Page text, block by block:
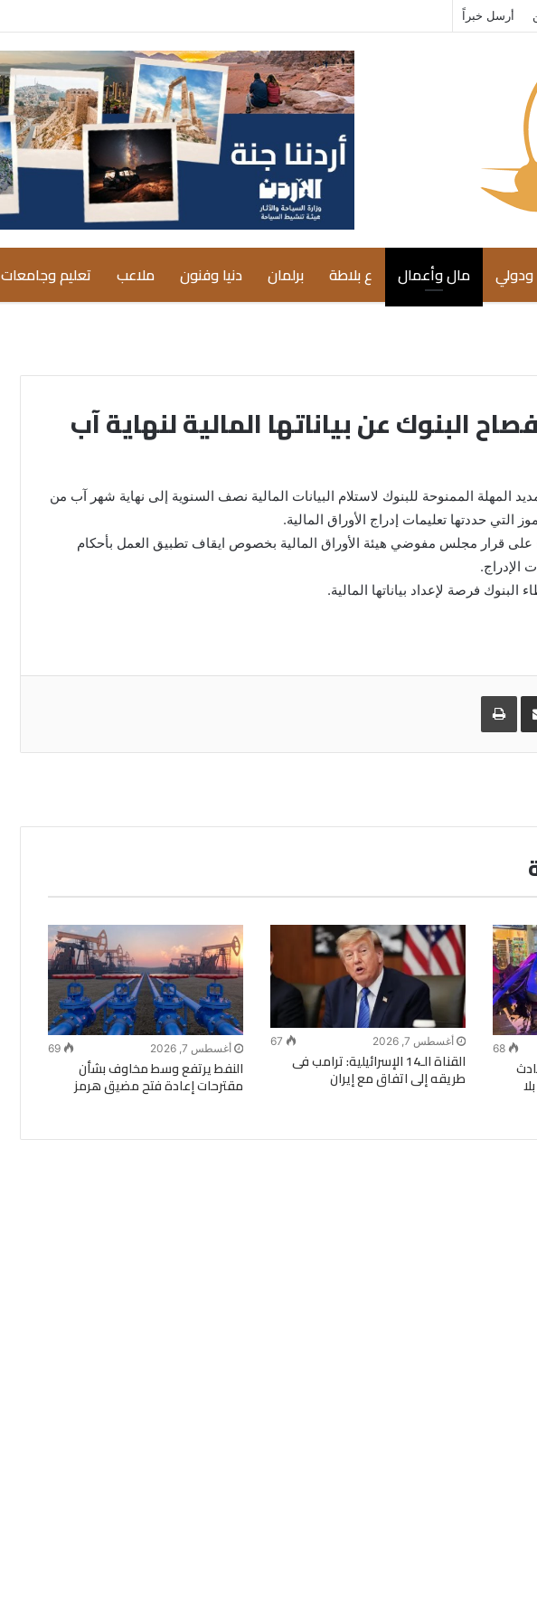
أرسل خبراً
مال وأعمال ع بلاطة برلمان دنيا وفنون ملاعب تعليم وجامعات
البنوك عن بياناتها المالية لنهاية آب
المهلة الممنوحة للبنوك لاستلام البيانات المالية نصف السنوية إلى نهاية شهر آب من
التي حددتها تعليمات إدراج الأوراق المالية.
على قرار مجلس مفوضي هيئة الأوراق المالية بخصوص ايقاف تطبيق العمل بأحكام
البنوك فرصة لإعداد بياناتها المالية.
مشاركة
البريد
طباعة
68
أغسطس 7, 2026 67
القناة الـ14 الإسرائيلية: ترامب فى
طريقه إلى اتفاق مع إيران
أغسطس 7, 2026 69
النفط يرتفع وسط مخاوف بشأن
مقترحات إعادة فتح مضيق هرمز